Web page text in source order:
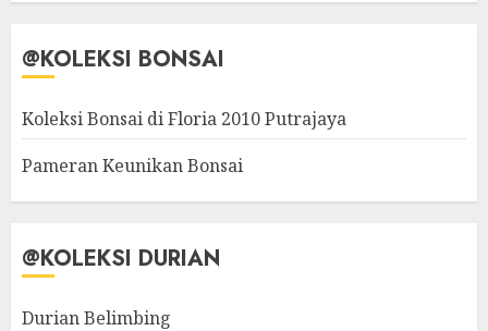
@KOLEKSI BONSAI
Koleksi Bonsai di Floria 2010 Putrajaya
Pameran Keunikan Bonsai
@KOLEKSI DURIAN
Durian Belimbing